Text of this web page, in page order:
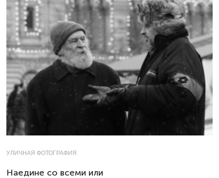
УЛИЧНАЯ ФОТОГРАФИЯ
Наедине со всеми или